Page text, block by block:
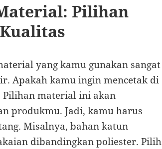
Pilihan
yang kamu gunakan sangat
Apakah kamu ingin mencetak di
Pilihan material ini akan
produkmu. Jadi, kamu harus
Misalnya, bahan katun
dibandingkan poliester. Pilih